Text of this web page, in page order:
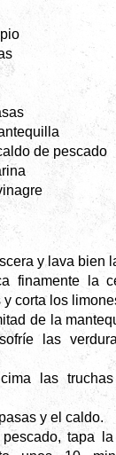
de pescado
y lava bien
finamente la
corta los
de la
las
las
y el caldo.
tapa